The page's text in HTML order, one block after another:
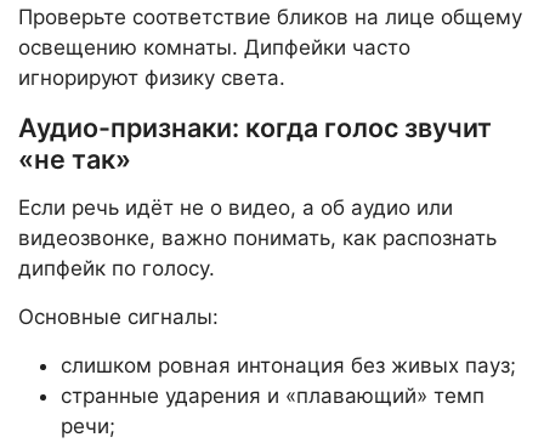
Проверьте соответствие бликов на лице общему
освещению комнаты. Дипфейки часто
игнорируют физику света.
Аудио-признаки: когда голос звучит
«не так»
Если речь идёт не о видео, а об аудио или
видеозвонке, важно понимать, как распознать
дипфейк по голосу.
Основные сигналы:
слишком ровная интонация без живых пауз;
странные ударения и «плавающий» темп
речи;